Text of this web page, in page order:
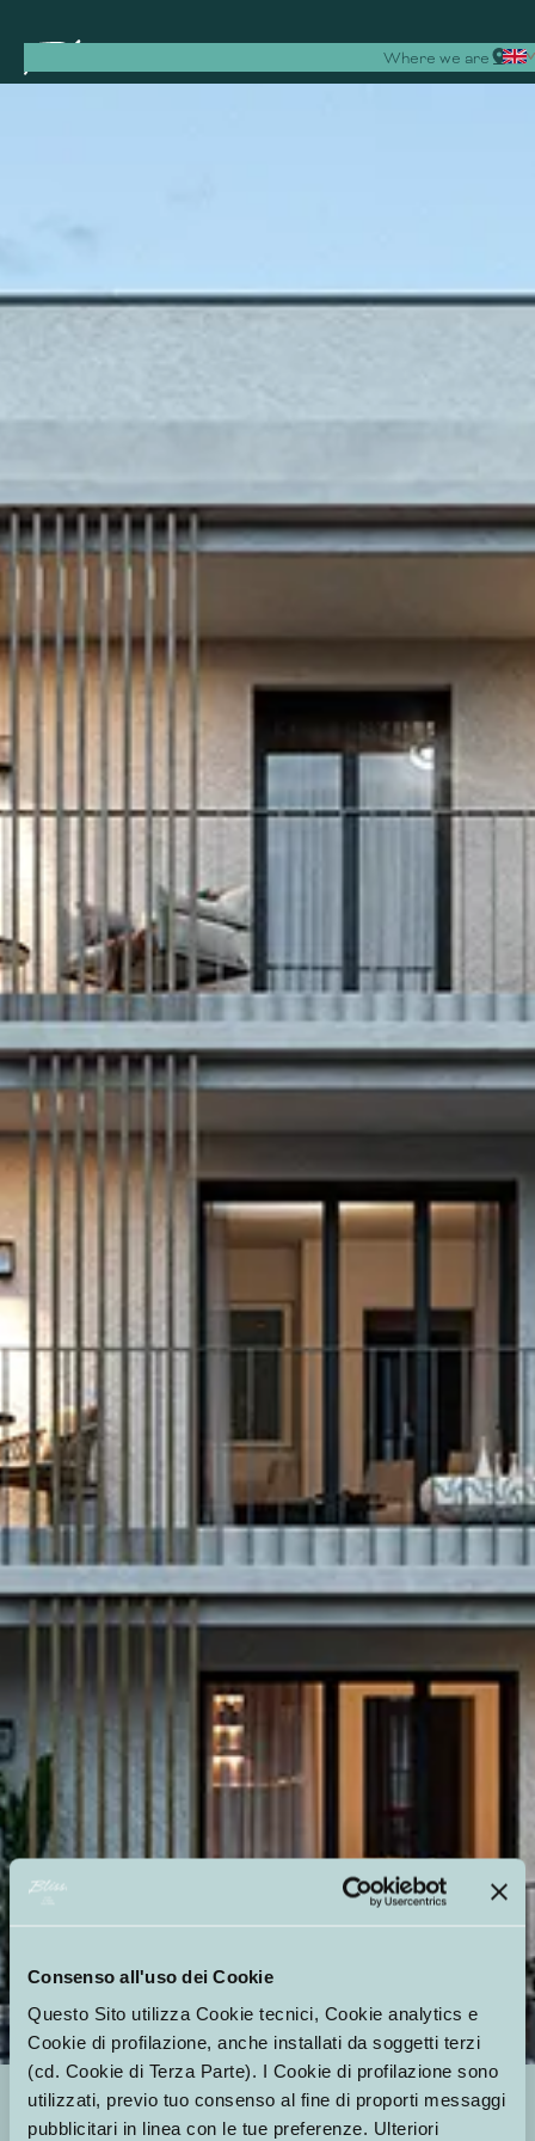
Consenso all'uso dei Cookie
Questo Sito utilizza Cookie tecnici, Cookie analytics e
Cookie di profilazione, anche installati da soggetti terzi
(cd. Cookie di Terza Parte). I Cookie di profilazione sono
utilizzati, previo tuo consenso al fine di proporti messaggi
pubblicitari in linea con le tue preferenze. Ulteriori
Where we are
404